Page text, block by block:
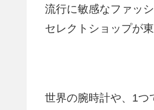
流行に敏感なファッ
セレクトショップが
世界の腕時計や、1つ